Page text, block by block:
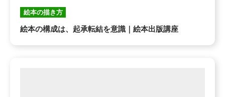
絵本の描き方
絵本の構成は、起承転結を意識｜絵本出版講座